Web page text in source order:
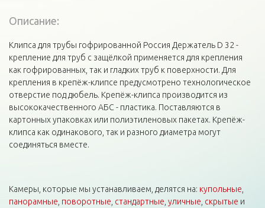
Описание:
Клипса для трубы гофрированной Россия Держатель D 32 -
крепление для труб с защёлкой применяется для крепления
как гофрированных, так и гладких труб к поверхности. Для
крепления в крепёж-клипсе предусмотрено технологическое
отверстие под дюбель. Крепёж-клипса производится из
высококачественного АБС - пластика. Поставляются в
картонных упаковках или полиэтиленовых пакетах. Крепёж-
клипса как одинакового, так и разного диаметра могут
соединяться вместе.
Камеры, которые мы устанавливаем, делятся на: купольные
панорамные поворотные стандартные уличные скрытые и